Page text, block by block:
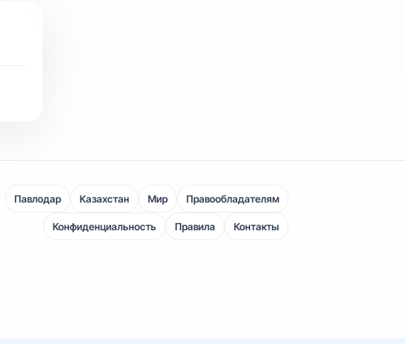
Павлодар Казахстан Мир Правообладателям
Конфиденциальность Правила Контакты